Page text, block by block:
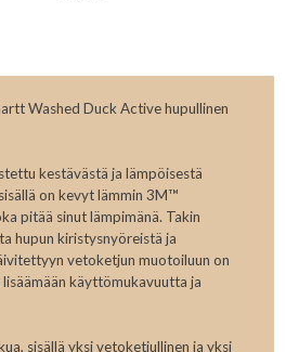
Washed Duck Active hupullinen
kestävästä ja lämpöisestä
on kevyt lämmin 3M™
pitää sinut lämpimänä. Takin
hupun kiristysnyöreistä ja
vetoketjun muotoiluun on
käyttömukavuutta ja
sisällä yksi vetoketjullinen ja yksi